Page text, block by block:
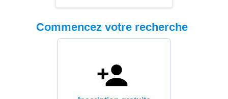
Commencez votre recherche